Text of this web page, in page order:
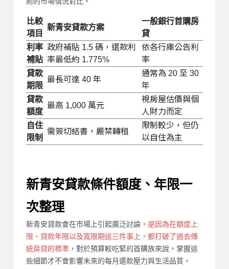
比較
項目
新青安貸款方案
一般銀行首購房
貸
利率
補貼
政府補貼 1.5 碼，還款利
率最低約 1.775%
依各行庫公告利
率
貸款
期限
最長可達 40 年
通常為 20 至 30
年
貸款
額度
最高 1,000 萬元
視房屋估價與個
人財力而定
自住
限制
需簽切結書，嚴禁轉租
限制較少，但仍
以自住為主
新青安貸款條件額度、年限一
次整理
新青安貸款會在市場上引起廣泛討論， 是因為在額度上
限、貸款年限以及寬限期這三件事上，都打破了過去傳
統房貸的標準 ，對於預算較吃緊的首購族來說，掌握這
些細節才不會影響未來的每月還款壓力與生活品質。